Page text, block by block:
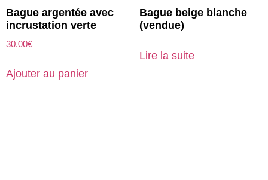
Bague argentée avec
incrustation verte
30.00€
Ajouter au panier
Bague beige blanche
(vendue)
Lire la suite